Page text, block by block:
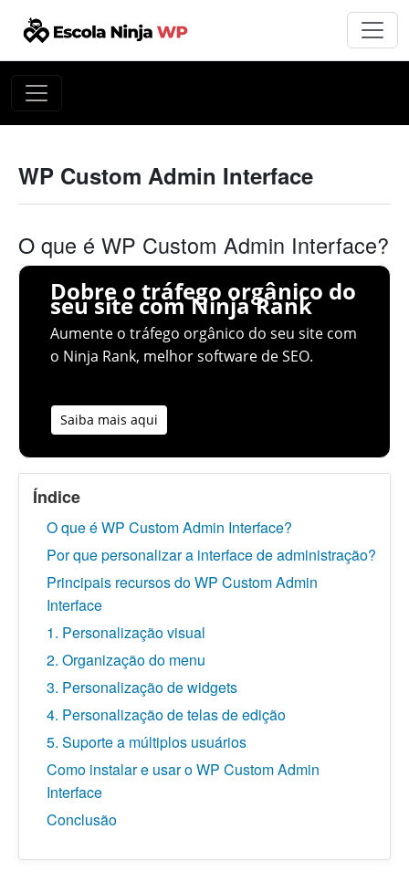
WP Custom Admin Interface
O que é WP Custom Admin Interface?
Dobre o tráfego orgânico do
seu site com Ninja Rank
Aumente o tráfego orgânico do seu site com
o Ninja Rank, melhor software de SEO.
Saiba mais aqui
Índice
O que é WP Custom Admin Interface?
Por que personalizar a interface de administração?
Principais recursos do WP Custom Admin
Interface
1. Personalização visual
2. Organização do menu
3. Personalização de widgets
4. Personalização de telas de edição
5. Suporte a múltiplos usuários
Como instalar e usar o WP Custom Admin
Interface
Conclusão